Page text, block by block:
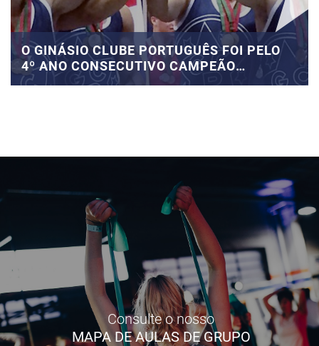
O GINÁSIO CLUBE PORTUGUÊS FOI PELO
4º ANO CONSECUTIVO CAMPEÃO
NACIONAL POR EQUIPAS SÉNIOR
Consulte o nosso
MAPA DE AULAS DE GRUPO